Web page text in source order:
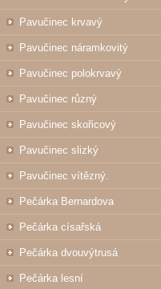
Pavučinec krvavý
Pavučinec náramkovitý
Pavučinec polokrvavý
Pavučinec různý
Pavučinec skořicový
Pavučinec slizký
Pavučinec vítězný.
Pečárka Bernardova
Pečárka císařská
Pečárka dvouvýtrusá
Pečárka lesní